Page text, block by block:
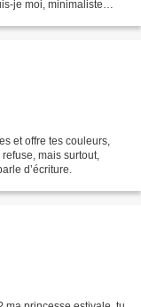
je moi, minimaliste
et offre tes couleurs,
mais surtout,
d’écriture.